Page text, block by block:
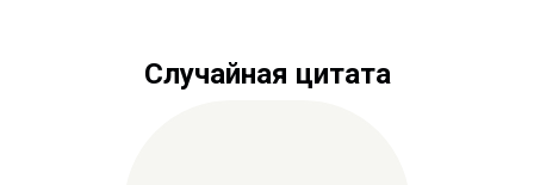
Случайная цитата